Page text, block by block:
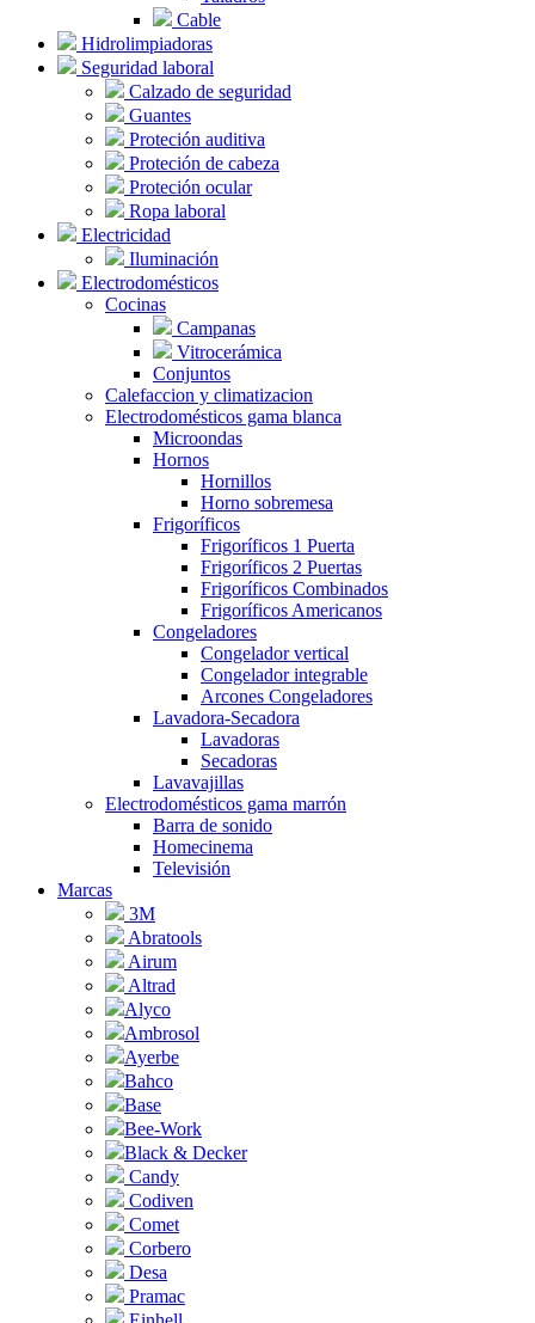
Cable
Hidrolimpiadoras
Seguridad laboral
Calzado de seguridad
Guantes
Proteción auditiva
Proteción de cabeza
Proteción ocular
Ropa laboral
Electricidad
Iluminación
Electrodomésticos
Cocinas
Campanas
Vitrocerámica
Conjuntos
Calefaccion y climatizacion
Electrodomésticos gama blanca
Microondas
Hornos
Hornillos
Horno sobremesa
Frigoríficos
Frigoríficos 1 Puerta
Frigoríficos 2 Puertas
Frigoríficos Combinados
Frigoríficos Americanos
Congeladores
Congelador vertical
Congelador integrable
Arcones Congeladores
Lavadora-Secadora
Lavadoras
Secadoras
Lavavajillas
Electrodomésticos gama marrón
Barra de sonido
Homecinema
Televisión
Marcas
3M
Abratools
Airum
Altrad
Alyco
Ambrosol
Ayerbe
Bahco
Base
Bee-Work
Black & Decker
Candy
Codiven
Comet
Corbero
Desa
Pramac